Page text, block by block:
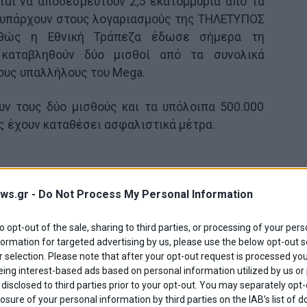
- Do Not Process My Personal Information
opt-out of the sale, sharing to third parties, or processing of your
for targeted advertising by us, please use the below opt-out
selection. Please note that after your opt-out request is processed
interest-based ads based on personal information utilized by us or
to third parties prior to your opt-out. You may separately
of your personal information by third parties on the IAB’s list of
στους λογαριασμούς της ΤΗΛΕΤΥΠΟΣ
η Εθνική Τράπεζα έδωσε σήμερα τη
δύο μισθοί από τα συνολικά
υπαλλήλους του Mega.
τους δύο μισθούς και τα υπόλοιπα 500.000
έχουν καταθέσει ασφαλιστικά μέτρα.
Share This
αποδεσμευση λογαριασμων
Εθνικη Τραπεζα
νομος παππα